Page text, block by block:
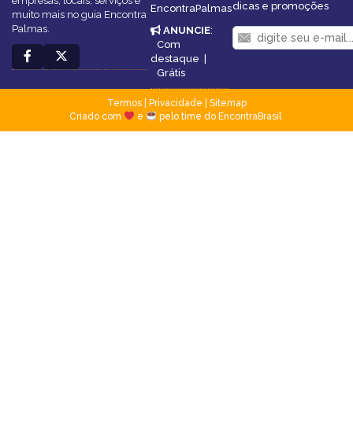
muito mais no guia Encontra
Palmas.
EncontraPalmas
ANUNCIE:
Com
destaque
Grátis
dicas e promoções
Termos| Privacidade
Sitemap
Criado com
e pelo time do EncontraBrasil